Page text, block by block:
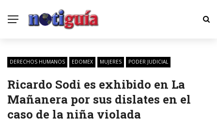
DERECHOS HUMANOS EDOMEX MUJERES PODER JUDICIAL
Ricardo Sodi es exhibido en La
Mañanera por sus dislates en el
caso de la niña violada